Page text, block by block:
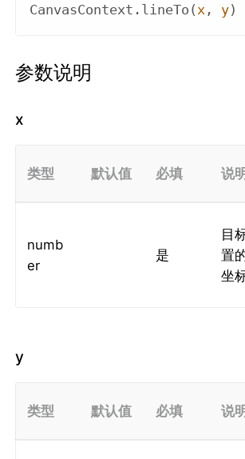
CanvasContext . lineTo( x , y)
参数说明
x
类型 默认值 必填 说明
numb
er
是
目
置
坐
y
类型 默认值 必填 说明